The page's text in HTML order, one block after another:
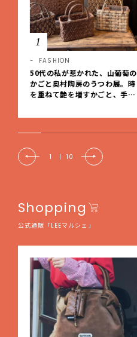
1
FASHION
50代の私が惹かれた、山葡萄の
かごと奥村陶房のうつわ展。時
を重ねて艶を増すかごと、手仕
EE DAYS club tanpopo】
1 | 10
Shopping
公式通販「LEEマルシェ」